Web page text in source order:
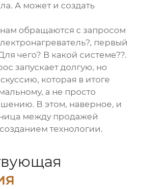
А может и создать
нам обращаются с запросом
первый
чего? В какой системе??.
запускает долгую, но
которая в итоге
а не просто
В этом, наверное, и
между продажей
технологии.